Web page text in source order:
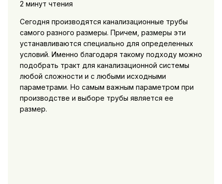
2 минут чтения
Сегодня производятся канализационные трубы
самого разного размеры. Причем, размеры эти
устанавливаются специально для определенных
условий. Именно благодаря такому подходу можно
подобрать тракт для канализационной системы
любой сложности и с любыми исходными
параметрами. Но самым важным параметром при
производстве и выборе трубы является ее
размер.